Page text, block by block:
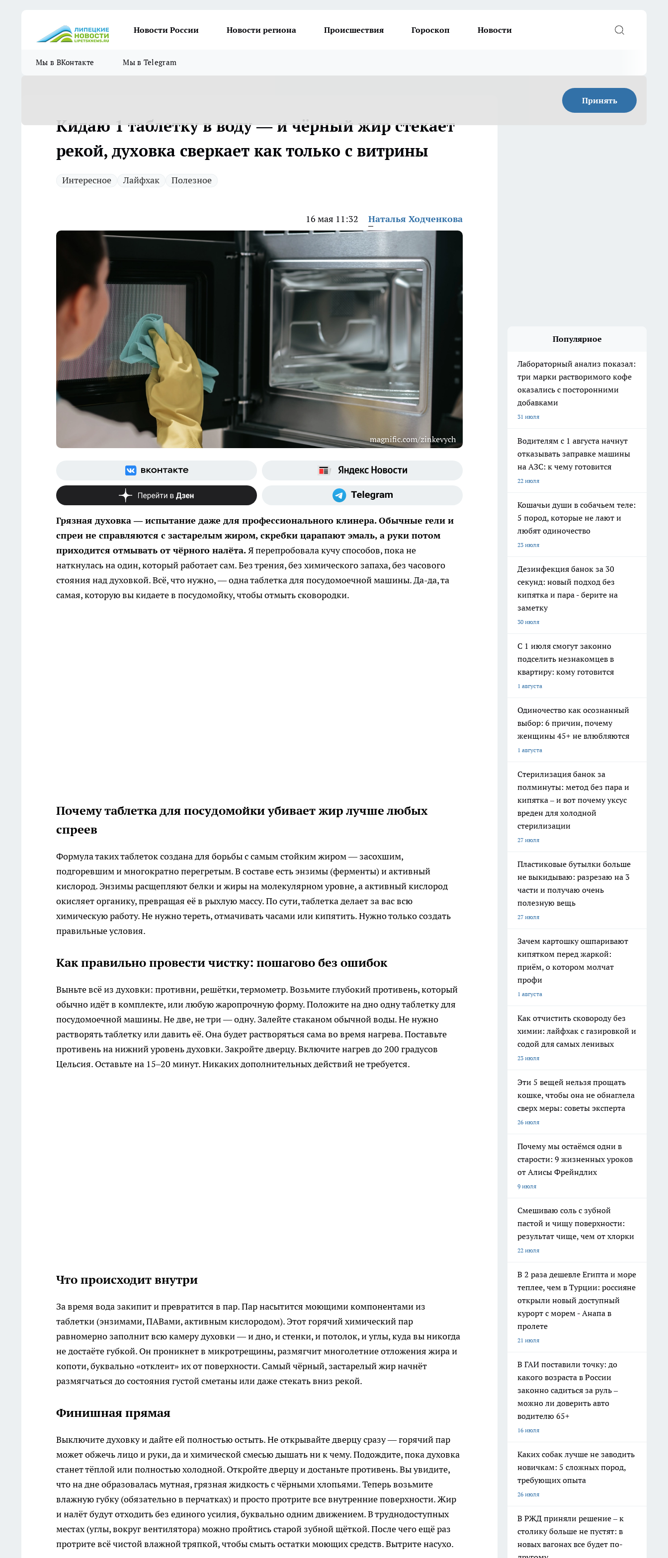
Новости России Новости региона Происшествия Гороскоп Новости
Мы в ВКонтакте Мы в Telegram
Принять
Кидаю 1 таблетку в воду — и чёрный жир стекает
рекой, духовка сверкает как только с витрины
Интересное Лайфхак Полезное
16 мая 11:32 Наталья Ходченкова
magnific.com/zinkevych
Грязная духовка — испытание даже для профессионального клинера. Обычные гели и
спреи не справляются с застарелым жиром, скребки царапают эмаль, а руки потом
приходится отмывать от чёрного налёта.Я перепробовала кучу способов, пока не
наткнулась на один, который работает сам. Без трения, без химического запаха, без часового
стояния над духовкой. Всё, что нужно, — одна таблетка для посудомоечной машины. Да-да, та
самая, которую вы кидаете в посудомойку, чтобы отмыть сковородки.
Почему таблетка для посудомойки убивает жир лучше любых
спреев
Формула таких таблеток создана для борьбы с самым стойким жиром — засохшим,
подгоревшим и многократно перегретым. В составе есть энзимы (ферменты) и активный
кислород. Энзимы расщепляют белки и жиры на молекулярном уровне, а активный кислород
окисляет органику, превращая её в рыхлую массу. По сути, таблетка делает за вас всю
химическую работу. Не нужно тереть, отмачивать часами или кипятить. Нужно только создать
правильные условия.
Как правильно провести чистку: пошагово без ошибок
Выньте всё из духовки: противни, решётки, термометр. Возьмите глубокий противень, который
обычно идёт в комплекте, или любую жаропрочную форму. Положите на дно одну таблетку для
посудомоечной машины. Не две, не три — одну. Залейте стаканом обычной воды. Не нужно
растворять таблетку или давить её. Она будет растворяться сама во время нагрева. Поставьте
противень на нижний уровень духовки. Закройте дверцу. Включите нагрев до 200 градусов
Цельсия. Оставьте на 15–20 минут. Никаких дополнительных действий не требуется.
Что происходит внутри
За время вода закипит и превратится в пар. Пар насытится моющими компонентами из
таблетки (энзимами, ПАВами, активным кислородом). Этот горячий химический пар
равномерно заполнит всю камеру духовки — и дно, и стенки, и потолок, и углы, куда вы никогда
не достаёте губкой. Он проникнет в микротрещины, размягчит многолетние отложения жира и
копоти, буквально «отклеит» их от поверхности. Самый чёрный, застарелый жир начнёт
размягчаться до состояния густой сметаны или даже стекать вниз рекой.
Финишная прямая
Выключите духовку и дайте ей полностью остыть. Не открывайте дверцу сразу — горячий пар
может обжечь лицо и руки, да и химической смесью дышать ни к чему. Подождите, пока духовка
станет тёплой или полностью холодной. Откройте дверцу и достаньте противень. Вы увидите,
что на дне образовалась мутная, грязная жидкость с чёрными хлопьями. Теперь возьмите
влажную губку (обязательно в перчатках) и просто протрите все внутренние поверхности. Жир
и налёт будут отходить без единого усилия, буквально одним движением. В труднодоступных
местах (углы, вокруг вентилятора) можно пройтись старой зубной щёткой. После чего ещё раз
протрите всё чистой влажной тряпкой, чтобы смыть остатки моющих средств. Вытрите насухо.
Популярное
Лабораторный анализ показал:
три марки растворимого кофе
оказались с посторонними
добавками
31 июля
Водителям с 1 августа начнут
отказывать заправке машины
на АЗС: к чему готовится
22 июля
Кошачьи души в собачьем теле:
5 пород, которые не лают и
любят одиночество
23 июля
Дезинфекция банок за 30
секунд: новый подход без
кипятка и пара - берите на
заметку
30 июля
С 1 июля смогут законно
подселить незнакомцев в
квартиру: кому готовится
1 августа
Одиночество как осознанный
выбор: 6 причин, почему
женщины 45+ не влюбляются
1 августа
Стерилизация банок за
полминуты: метод без пара и
кипятка – и вот почему уксус
вреден для холодной
стерилизации
27 июля
Пластиковые бутылки больше
не выкидываю: разрезаю на 3
части и получаю очень
полезную вещь
27 июля
Зачем картошку ошпаривают
кипятком перед жаркой:
приём, о котором молчат
профи
1 августа
Как отчистить сковороду без
химии: лайфхак с газировкой и
содой для самых ленивых
23 июля
Эти 5 вещей нельзя прощать
кошке, чтобы она не обнаглела
сверх меры: советы эксперта
26 июля
Почему мы остаёмся одни в
старости: 9 жизненных уроков
от Алисы Фрейндлих
9 июля
Смешиваю соль с зубной
пастой и чищу поверхности:
результат чище, чем от хлорки
22 июля
В 2 раза дешевле Египта и море
теплее, чем в Турции: россияне
открыли новый доступный
курорт с морем - Анапа в
пролете
21 июля
В ГАИ поставили точку: до
какого возраста в России
законно садиться за руль –
можно ли доверить авто
водителю 65+
16 июля
Каких собак лучше не заводить
новичкам: 5 сложных пород,
требующих опыта
26 июля
В РЖД приняли решение – к
столику больше не пустят: в
новых вагонах все будет по-